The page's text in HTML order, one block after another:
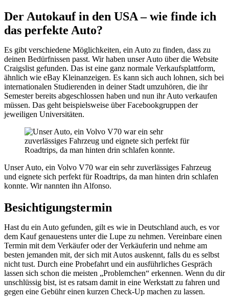
Der Autokauf in den USA – wie finde ich
das perfekte Auto?
Es gibt verschiedene Möglichkeiten, ein Auto zu finden, dass zu
deinen Bedürfnissen passt. Wir haben unser Auto über die Website
Craigslist gefunden. Das ist eine ganz normale Verkaufsplattform,
ähnlich wie eBay Kleinanzeigen. Es kann sich auch lohnen, sich bei
internationalen Studierenden in deiner Stadt umzuhören, die ihr
Semester bereits abgeschlossen haben und nun ihr Auto verkaufen
müssen. Das geht beispielsweise über Facebookgruppen der
jeweiligen Universitäten.
Unser Auto, ein Volvo V70 war ein sehr zuverlässiges Fahrzeug
und eignete sich perfekt für Roadtrips, da man hinten drin schlafen
konnte. Wir nannten ihn Alfonso.
Besichtigungstermin
Hast du ein Auto gefunden, gilt es wie in Deutschland auch, es vor
dem Kauf genauestens unter die Lupe zu nehmen. Vereinbare einen
Termin mit dem Verkäufer oder der Verkäuferin und nehme am
besten jemanden mit, der sich mit Autos auskennt, falls du es selbst
nicht tust. Durch eine Probefahrt und ein ausführliches Gespräch
lassen sich schon die meisten „Problemchen“ erkennen. Wenn du dir
unschlüssig bist, ist es ratsam damit in eine Werkstatt zu fahren und
gegen eine Gebühr einen kurzen Check-Up machen zu lassen.